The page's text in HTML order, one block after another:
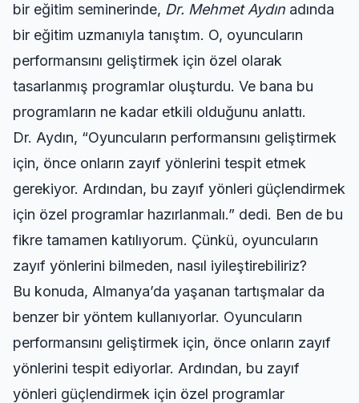
bir eğitim seminerinde, Dr. Mehmet Aydın adında
bir eğitim uzmanıyla tanıştım. O, oyuncuların
performansını geliştirmek için özel olarak
tasarlanmış programlar oluşturdu. Ve bana bu
programların ne kadar etkili olduğunu anlattı.
Dr. Aydın,
Oyuncuların performansını geliştirmek
için, önce onların zayıf yönlerini tespit etmek
gerekiyor. Ardından, bu zayıf yönleri güçlendirmek
için özel programlar hazırlanmalı.
dedi. Ben de bu
fikre tamamen katılıyorum. Çünkü, oyuncuların
zayıf yönlerini bilmeden, nasıl iyileştirebiliriz?
Bu konuda, Almanya’da yaşanan tartışmalar da
benzer bir yöntem kullanıyorlar. Oyuncuların
performansını geliştirmek için, önce onların zayıf
yönlerini tespit ediyorlar. Ardından, bu zayıf
yönleri güçlendirmek için özel programlar